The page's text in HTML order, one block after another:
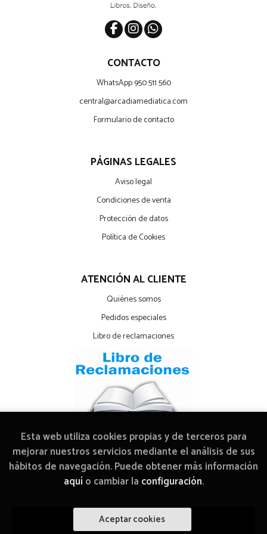
Añadir a mi cesta
CONTACTO
WhatsApp 950 511 560
central@arcadiamediatica.com
Formulario de contacto
PÁGINAS LEGALES
Aviso legal
Condiciones de venta
Protección de datos
Política de Cookies
ATENCIÓN AL CLIENTE
Quiénes somos
Pedidos especiales
Libro de reclamaciones
2026 ©Librería Arcadia Mediática. Todos los Derechos
Reservados |Grupo Trevenque
Esta web utiliza cookies propias y de terceros para
mejorar nuestros servicios mediante el análisis de sus
hábitos de navegación. Puede obtener más información
aquío cambiar la configuración.
Aceptar cookies